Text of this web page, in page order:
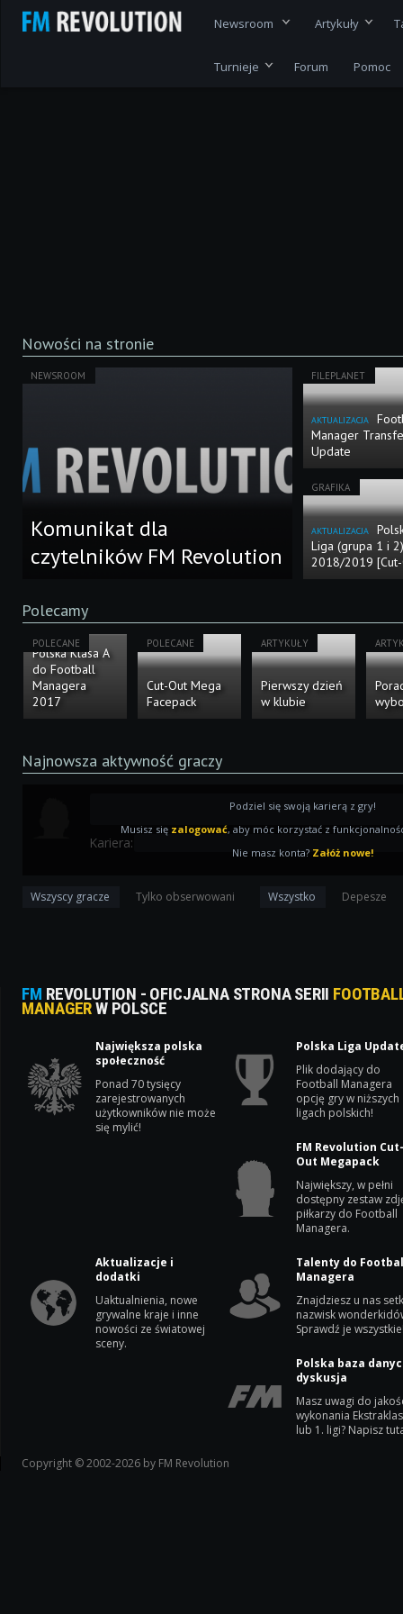
Newsroom Artykuły
Turnieje Forum Pomoc
Nowości na stronie
NEWSROOM
Komunikat dla
czytelników FM Revolution
FILEPLANET
AKTUALIZACJA
Manager
Update
GRAFIKA
AKTUALIZACJA
Liga (grupa 1 i
2018/2019
Polecamy
POLECANE
Polska Klasa A
do Football
Managera
2017
POLECANE
Cut-Out Mega
Facepack
ARTYKUŁY
Pierwszy dzień
w klubie
Najnowsza aktywność graczy
Podziel się swoją karierą z gry!
Musisz się zalogować, aby móc korzystać z
Nie masz konta? Załóż nowe!
Kariera:
Wszyscy gracze Tylko obserwowani Wszystko Depesze
FM REVOLUTION - OFICJALNA STRONA SERII
MANAGERW POLSCE
Największa polska
społeczność
Ponad 70 tysięcy
zarejestrowanych
użytkowników nie może
się mylić!
Polska Liga
Plik dodający do
Football Managera
opcję gry w niższych
ligach polskich!
FM Revolution
Out Megapack
Największy, w pełni
dostępny zestaw
piłkarzy do Football
Managera.
Aktualizacje i
dodatki
Uaktualnienia, nowe
grywalne kraje i inne
nowości ze światowej
sceny.
Talenty do
Managera
Znajdziesz u nas
nazwisk
Sprawdź je
Polska baza
dyskusja
Masz uwagi do
wykonania
lub 1. ligi? Napisz
Copyright © 2002-2026 by FM Revolution